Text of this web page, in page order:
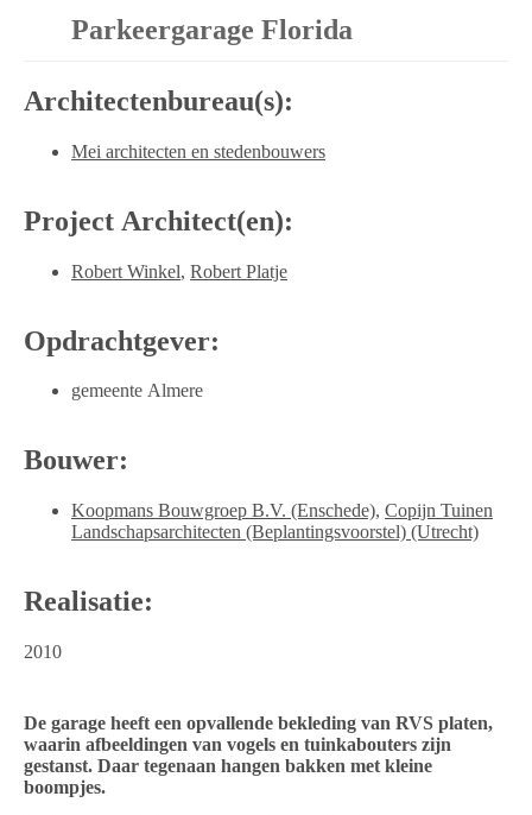
Parkeergarage Florida
Architectenbureau(s):
Mei architecten en stedenbouwers
Project Architect(en):
Robert Winkel, Robert Platje
Opdrachtgever:
gemeente Almere
Bouwer:
Koopmans Bouwgroep B.V. (Enschede), Copijn Tuinen
Landschapsarchitecten (Beplantingsvoorstel) (Utrecht)
Realisatie:
2010
De garage heeft een opvallende bekleding van RVS platen,
waarin afbeeldingen van vogels en tuinkabouters zijn
gestanst. Daar tegenaan hangen bakken met kleine
boompjes.